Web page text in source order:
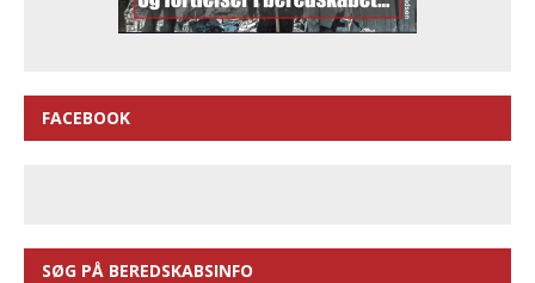
FACEBOOK
SØG PÅ BEREDSKABSINFO